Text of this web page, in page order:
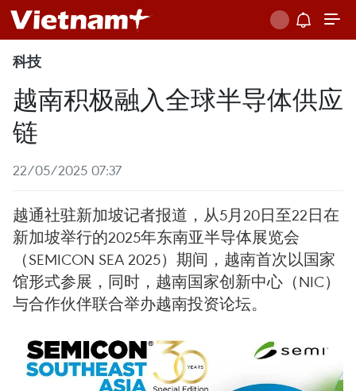
科技
越南积极融入全球半导体供应
链
22/05/2025 07:37
越通社驻新加坡记者报道，从5月20日至22日在
新加坡举行的2025年东南亚半导体展览会
（SEMICON SEA 2025）期间，越南首次以国家
馆形式参展，同时，越南国家创新中心（NIC）
与合作伙伴联合举办越南投资论坛。